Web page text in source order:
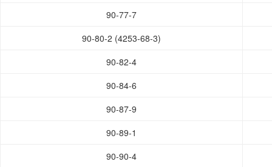
90-77-7
90-80-2 (4253-68-3)
90-82-4
90-84-6
90-87-9
90-89-1
90-90-4